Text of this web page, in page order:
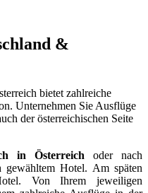
&
bietet zahlreiche
Unternehmen Sie Ausflüge
der österreichischen Seite
in Österreich oder nach
gewähltem Hotel. Am späten
Von Ihrem jeweiligen